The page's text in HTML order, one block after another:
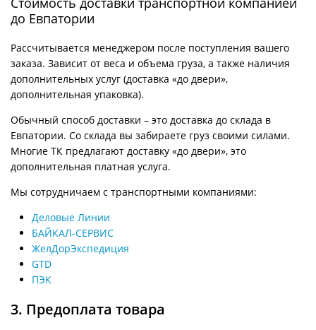
до Евпатории
Рассчитывается менеджером после поступления вашего
заказа. Зависит от веса и объема груза, а также наличия
дополнительных услуг (доставка «до двери»,
дополнительная упаковка).
Обычный способ доставки – это доставка до склада в
Евпатории. Со склада вы забираете груз своими силами.
Многие ТК предлагают доставку «до двери», это
дополнительная платная услуга.
Мы сотрудничаем с транспортными компаниями:
Деловые Линии
БАЙКАЛ-СЕРВИС
ЖелДорЭкспедиция
GTD
ПЭК
3. Предоплата товара